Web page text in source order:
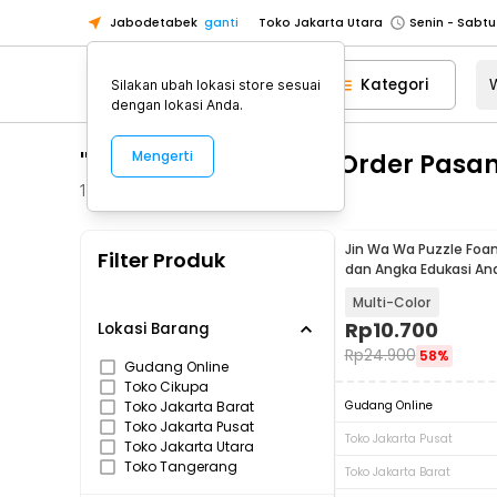
Jabodetabek ganti
Toko Tangerang
Pick n Go Jakarta Barat
Senin -
Pick n Go Bekasi
Senin - Jumat
Pick n Go Depok
Senin - Jumat
Toko Jakarta Utara
Toko Cikupa
Pick n Go Jakarta Barat
Senin -
Senin - Jumat
Kategori
"WA 0859 3970 0884 Order
1
Filter Produk
Lokasi Barang
Gudang Online
Toko Cikupa
Toko Jakarta Barat
Toko Jakarta Pusat
Toko Jakarta Utara
Toko Tangerang
Jin Wa Wa Puzzle
dan Angka Edukasi
Multi-Color
Rp10.700
Rp24.900 58%
Gudang Online
Toko Jakarta Pusat
Toko Jakarta Barat
Silakan ubah lokasi store sesuai
dengan lokasi Anda.
Mengerti